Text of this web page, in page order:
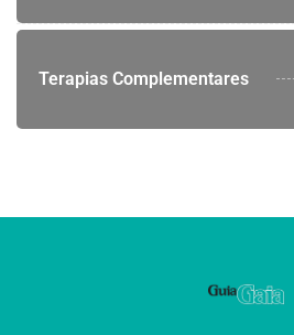
Terapias Complementares